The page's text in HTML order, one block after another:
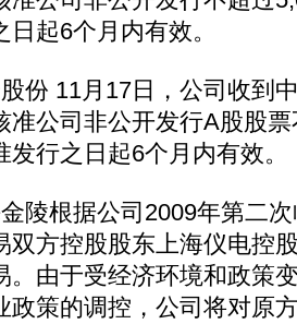
起6个月内有效。
11月17日，公司收到
准公司非公开发行A股股
行之日起6个月内有效。
根据公司2009年第二次
双方控股股东上海仪电控
。由于受经济环境和政策
政策的调控，公司将对原